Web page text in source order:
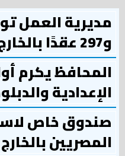
و297 عقدًا بالخارج
المحافظ يكرم
الإعدادية
صندوق خاص
المصريين بالخارج